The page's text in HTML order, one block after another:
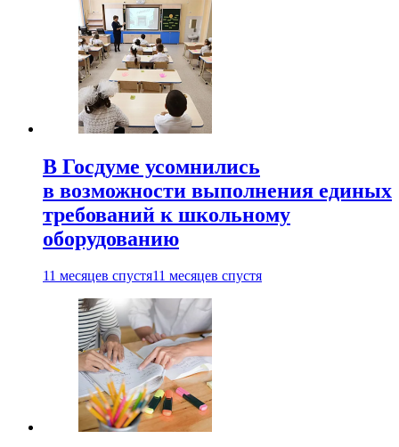
В Госдуме усомнились
в возможности выполнения единых
требований к школьному
оборудованию
11 месяцев спустя11 месяцев спустя